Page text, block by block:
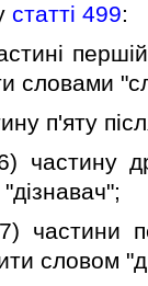
статтi 499:
першiй
словами
п'яту
словом